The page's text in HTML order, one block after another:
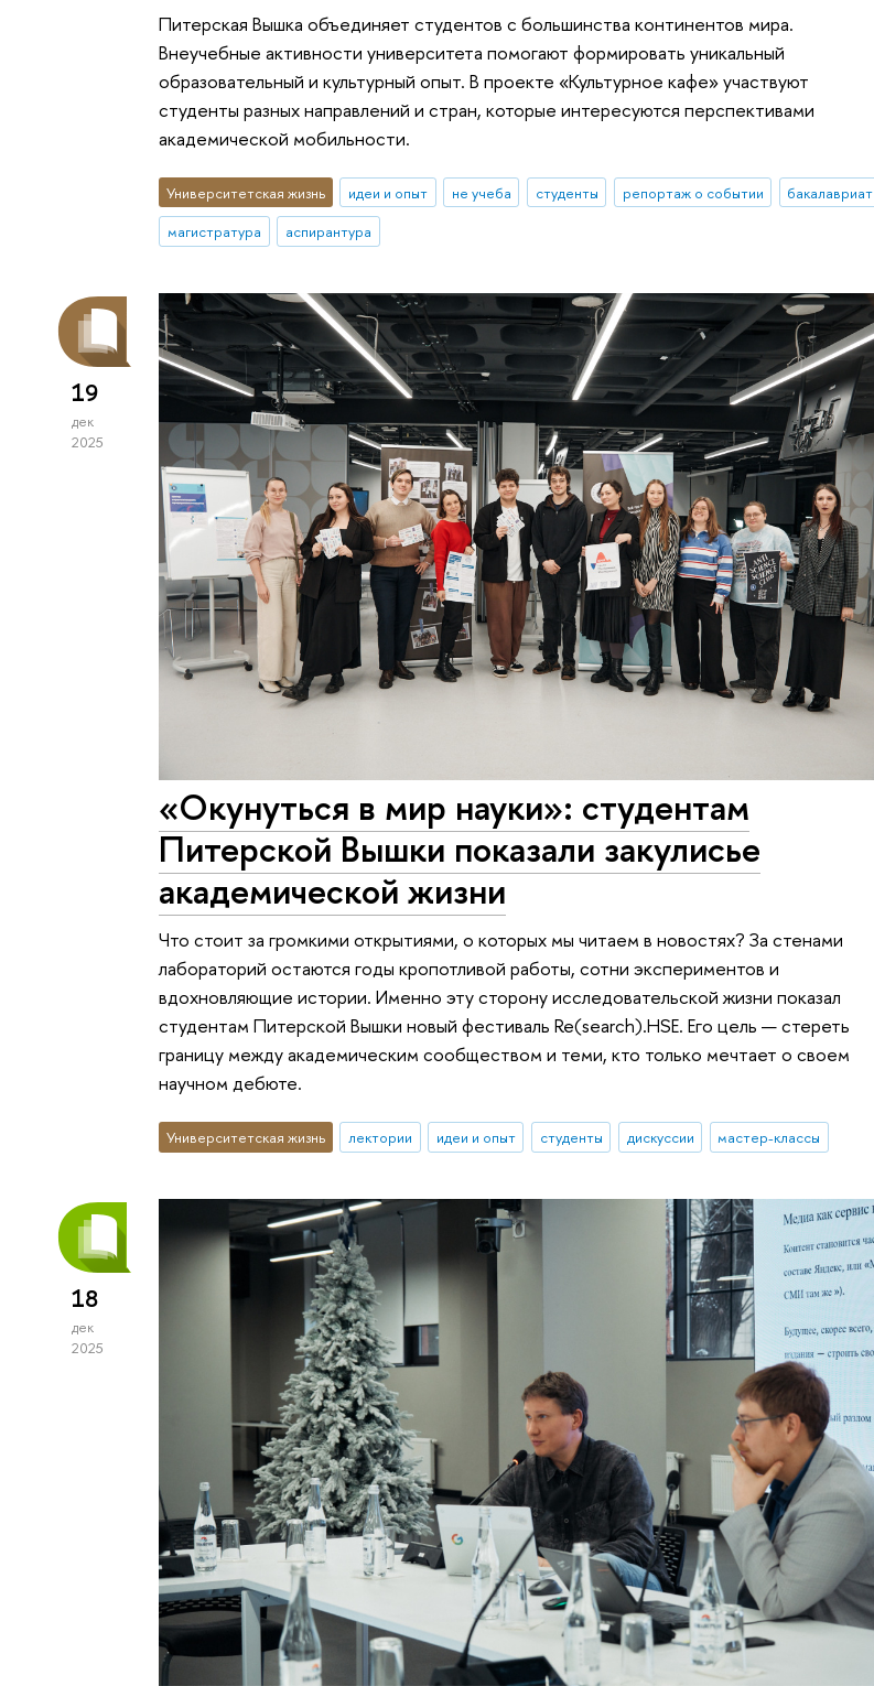
Питерская Вышка объединяет студентов с большинства континентов мира.
Внеучебные активности университета помогают формировать уникальный
образовательный и культурный опыт. В проекте «Культурное кафе» участвуют
студенты разных направлений и стран, которые интересуются перспективами
академической мобильности.
Университетская жизнь идеи и опыт не учеба студенты репортаж о событии
бакалавриат
магистратура
аспирантура
19
дек
2025
«Окунуться в мир науки»: студентам
Питерской Вышки показали закулисье
академической жизни
Что стоит за громкими открытиями, о которых мы читаем в новостях? За стенами
лабораторий остаются годы кропотливой работы, сотни экспериментов и
вдохновляющие истории. Именно эту сторону исследовательской жизни показал
студентам Питерской Вышки новый фестиваль Re(search).HSE. Его цель — стереть
границу между академическим сообществом и теми, кто только мечтает о своем
научном дебюте.
Университетская жизнь лектории идеи и опыт студенты дискуссии мастер-классы
18
дек
2025